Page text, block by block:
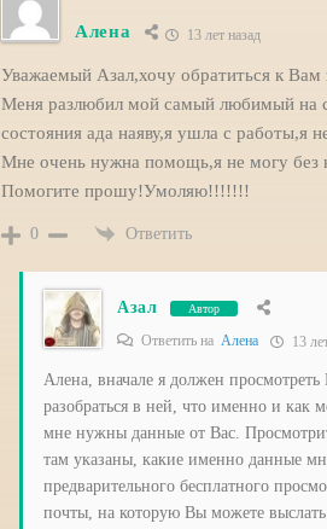
Алена 13 лет назад
Уважаемый Азал,хочу обратиться к
Меня разлюбил мой самый любимый на
состояния ада наяву,я ушла с работы,я
Мне очень нужна помощь,я не могу без
Помогите прошу!Умоляю!!!!!!!
0 Ответить
Азал Автор
Ответить на Алена 13
Алена, вначале я должен
разобраться в ней, что именно и как
мне нужны данные от Вас.
там указаны, какие именно данные
предварительного бесплатного
почты, на которую Вы можете